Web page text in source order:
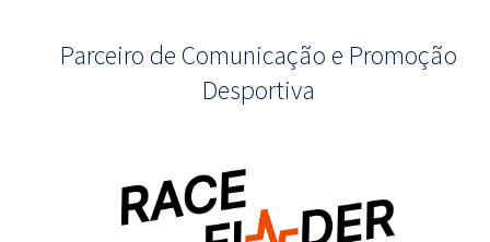
Parceiro de Comunicação e Promoção
Desportiva